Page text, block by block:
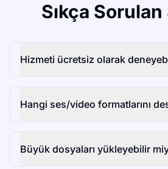
Sıkça
Hizmeti ücretsiz olarak
Hangi ses/video formatlarını
Büyük dosyaları yükleyebilir